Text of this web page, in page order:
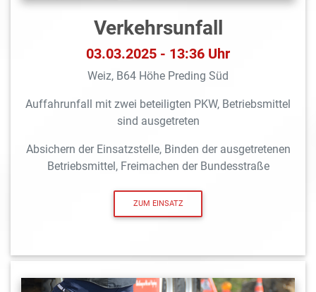
Verkehrsunfall
03.03.2025 - 13:36 Uhr
Weiz, B64 Höhe Preding Süd
Auffahrunfall mit zwei beteiligten PKW, Betriebsmittel
sind ausgetreten
Absichern der Einsatzstelle, Binden der ausgetretenen
Betriebsmittel, Freimachen der Bundesstraße
ZUM EINSATZ